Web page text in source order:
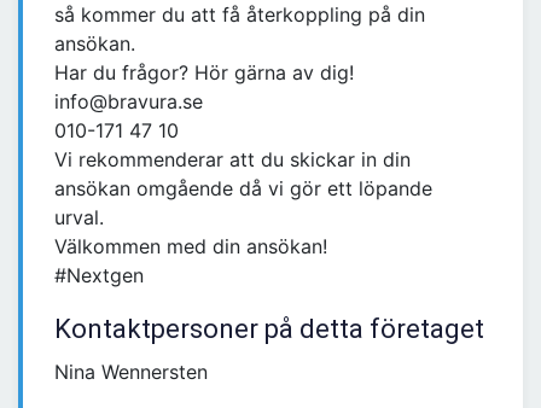
så kommer du att få återkoppling på din
ansökan.
Har du frågor? Hör gärna av dig!
info@bravura.se
010-171 47 10
Vi rekommenderar att du skickar in din
ansökan omgående då vi gör ett löpande
urval.
Välkommen med din ansökan!
#Nextgen
Kontaktpersoner på detta företaget
Nina Wennersten